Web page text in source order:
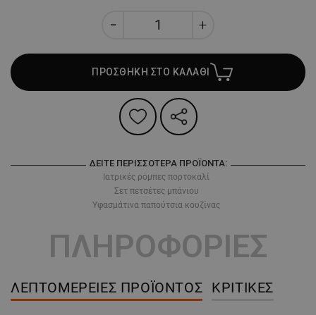
ΠΡΟΣΘΗΚΗ ΣΤΟ ΚΑΛΑΘΙ
ΔΕΊΤΕ ΠΕΡΙΣΣΌΤΕΡΑ ΠΡΟΪΌΝΤΑ:
Ιατρικές ρόμπες πορτοκαλί
Σετ πετσέτες μπάνιου
Υφασμάτινα παπούτσια κουζίνας
ΠΛΗΡΟΦΟΡΙΕΣ
ΛΕΠΤΟΜΈΡΕΙΕΣ ΠΡΟΪΌΝΤΟΣ ΚΡΙΤΙΚΈΣ